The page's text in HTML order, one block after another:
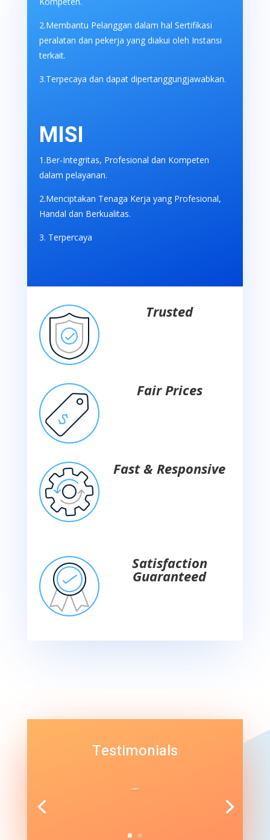
2.Membantu Pelanggan dalam hal Sertifikasi
peralatan dan pekerja yang diakui oleh Instansi
terkait.
3.Terpecaya dan dapat dipertanggungjawabkan.
MISI
1.Ber-Integritas, Profesional dan Kompeten
dalam pelayanan.
2.Menciptakan Tenaga Kerja yang Profesional,
Handal dan Berkualitas.
3. Terpercaya
Trusted
Fair Prices
Fast & Responsive
Satisfaction
Guaranteed
Testimonials
“”